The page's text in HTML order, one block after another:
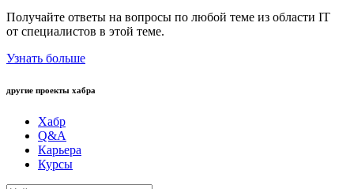
Получайте ответы на вопросы по любой теме из области IT
от специалистов в этой теме.
Узнать больше
другие проекты хабра
Хабр
Q&A
Карьера
Курсы